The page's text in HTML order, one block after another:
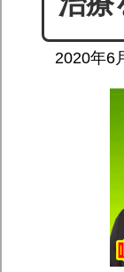
2020年6